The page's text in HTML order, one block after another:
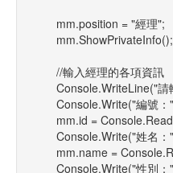
mm.position = "經理";
mm.ShowPrivateInfo();
//輸入經理的各項資訊
Console.WriteLine("
Console.Write("編號：
mm.id =
Console.Write("姓名：
mm.name =
Console.Write("性別：